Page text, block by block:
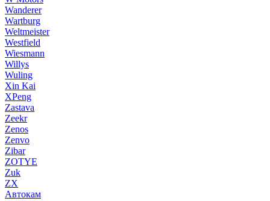
Wanderer
Wartburg
Weltmeister
Westfield
Wiesmann
Willys
Wuling
Xin Kai
XPeng
Zastava
Zeekr
Zenos
Zenvo
Zibar
ZOTYE
Zuk
ZX
Автокам